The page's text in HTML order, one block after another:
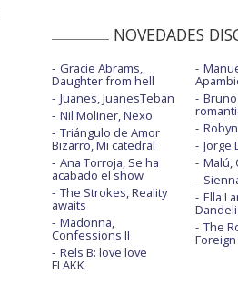
NOVEDADES
Gracie Abrams,
Daughter from hell
Juanes, JuanesTeban
Nil Moliner, Nexo
Triángulo de Amor
Bizarro, Mi catedral
Ana Torroja, Se ha
acabado el show
The Strokes, Reality
awaits
Madonna,
Confessions II
Rels B: love love
FLAKK
Jorge
Malú,
Ella
The